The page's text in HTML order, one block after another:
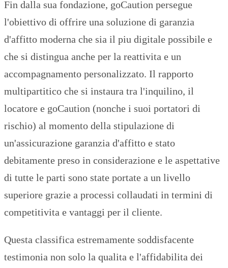
Fin dalla sua fondazione, goCaution persegue
l'obiettivo di offrire una soluzione di garanzia
d'affitto moderna che sia il piu digitale possibile e
che si distingua anche per la reattivita e un
accompagnamento personalizzato. Il rapporto
multipartitico che si instaura tra l'inquilino, il
locatore e goCaution (nonche i suoi portatori di
rischio) al momento della stipulazione di
un'assicurazione garanzia d'affitto e stato
debitamente preso in considerazione e le aspettative
di tutte le parti sono state portate a un livello
superiore grazie a processi collaudati in termini di
competitivita e vantaggi per il cliente.
Questa classifica estremamente soddisfacente
testimonia non solo la qualita e l'affidabilita dei